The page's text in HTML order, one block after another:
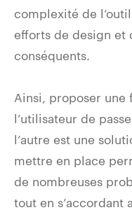
complexité de
efforts de design et
conséquents.
Ainsi, proposer une
l’utilisateur de
l’autre est une
mettre en place
de nombreuses
tout en s’accordant